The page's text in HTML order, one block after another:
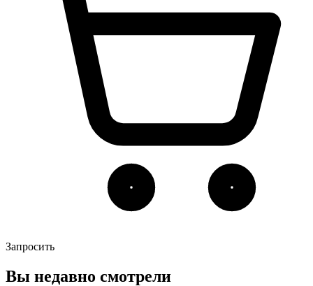
Запросить
Вы недавно смотрели